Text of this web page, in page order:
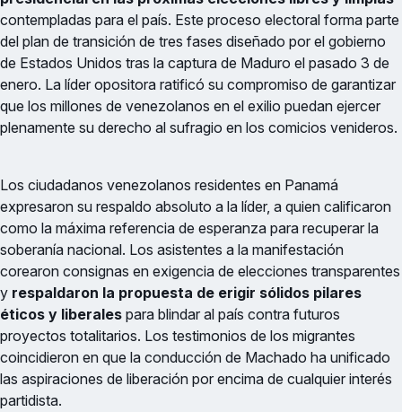
contempladas para el país. Este proceso electoral forma parte
del plan de transición de tres fases diseñado por el gobierno
de Estados Unidos tras la captura de Maduro el pasado 3 de
enero. La líder opositora ratificó su compromiso de garantizar
que los millones de venezolanos en el exilio puedan ejercer
plenamente su derecho al sufragio en los comicios venideros.
Los ciudadanos venezolanos residentes en Panamá
expresaron su respaldo absoluto a la líder, a quien calificaron
como la máxima referencia de esperanza para recuperar la
soberanía nacional. Los asistentes a la manifestación
corearon consignas en exigencia de elecciones transparentes
y respaldaron la propuesta de erigir sólidos pilares
éticos y liberales para blindar al país contra futuros
proyectos totalitarios. Los testimonios de los migrantes
coincidieron en que la conducción de Machado ha unificado
las aspiraciones de liberación por encima de cualquier interés
partidista.